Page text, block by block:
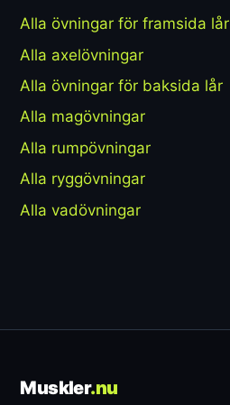
Alla övningar för framsida lår
Alla axelövningar
Alla övningar för baksida lår
Alla magövningar
Alla rumpövningar
Alla ryggövningar
Alla vadövningar
Muskler.nu